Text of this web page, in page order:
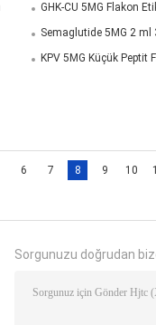
GHK-CU 5MG Flakon
Semaglutide 5MG 2
KPV 5MG Küçük Peptit
6 7 8 9 10
Sorgunuzu doğrudan